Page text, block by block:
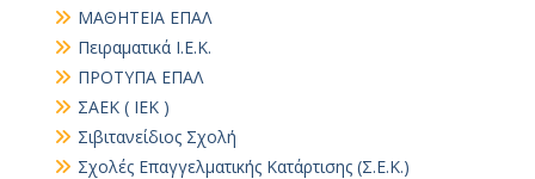
ΜΑΘΗΤΕΙΑ ΕΠΑΛ
Πειραματικά Ι.Ε.Κ.
ΠΡΟΤΥΠΑ ΕΠΑΛ
ΣΑΕΚ ( ΙΕΚ )
Σιβιτανείδιος Σχολή
Σχολές Επαγγελματικής Κατάρτισης (Σ.Ε.Κ.)